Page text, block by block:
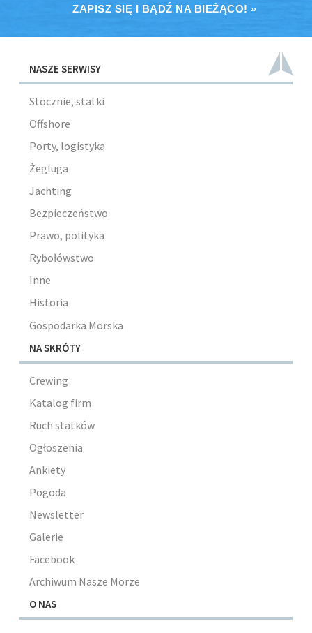
ZAPISZ SIĘ I BĄDŹ NA BIEŻĄCO! »
NASZE SERWISY
Stocznie, statki
Offshore
Porty, logistyka
Żegluga
Jachting
Bezpieczeństwo
Prawo, polityka
Rybołówstwo
Inne
Historia
Gospodarka Morska
NA SKRÓTY
Crewing
Katalog firm
Ruch statków
Ogłoszenia
Ankiety
Pogoda
Newsletter
Galerie
Facebook
Archiwum Nasze Morze
O NAS